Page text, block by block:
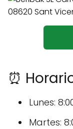
⏰
Lunes:
Martes: